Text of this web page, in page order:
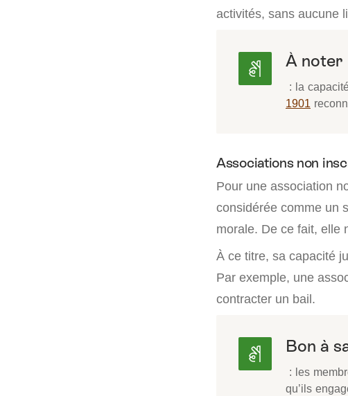
activités, sans aucune
À noter
: la
1901
Associations non
Pour une association
considérée comme un
morale. De ce fait, elle
À ce titre, sa capacité
Par exemple, une
contracter un bail.
Bon à
: les
qu’ils